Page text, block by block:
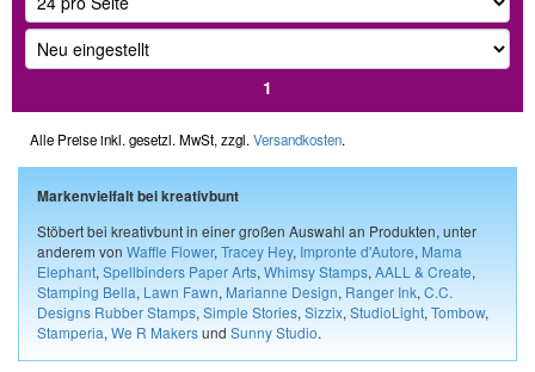
1
Alle Preise inkl. gesetzl. MwSt, zzgl. Versandkosten.
Markenvielfalt bei kreativbunt
Stöbert bei kreativbunt in einer großen Auswahl an Produkten, unter
anderem von Waffle Flower, Tracey Hey, Impronte d'Autore, Mama
Elephant, Spellbinders Paper Arts, Whimsy Stamps, AALL & Create,
Stamping Bella, Lawn Fawn, Marianne Design, Ranger Ink, C.C.
Designs Rubber Stamps, Simple Stories, Sizzix, StudioLight, Tombow,
Stamperia, We R Makersund Sunny Studio.